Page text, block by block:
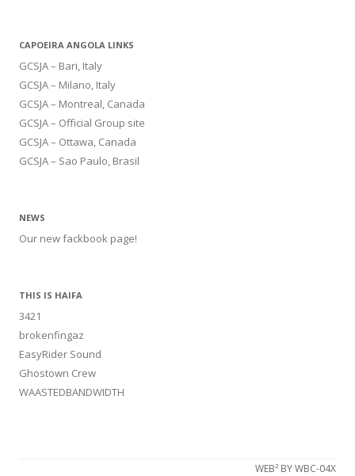
CAPOEIRA ANGOLA LINKS
GCSJA – Bari, Italy
GCSJA – Milano, Italy
GCSJA – Montreal, Canada
GCSJA – Official Group site
GCSJA – Ottawa, Canada
GCSJA – Sao Paulo, Brasil
NEWS
Our new fackbook page!
THIS IS HAIFA
3421
brokenfingaz
EasyRider Sound
Ghostown Crew
WAASTEDBANDWIDTH
WEB² BY WBC-04X